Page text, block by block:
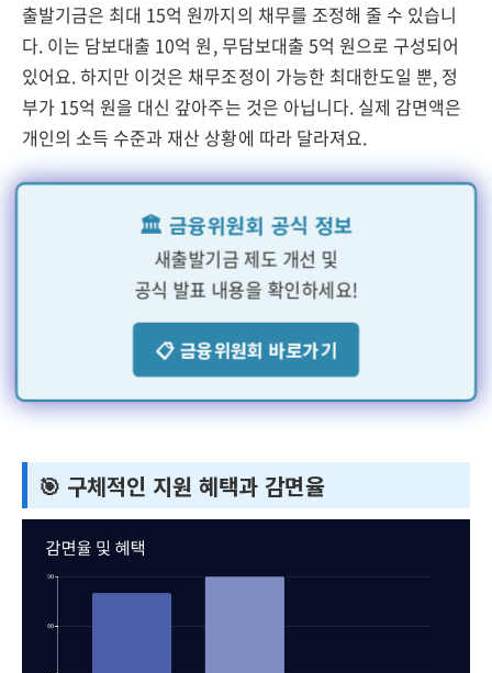
출발기금은 최대 15억 원까지의 채무를 조정해 줄 수 있습니
다. 이는 담보대출 10억 원, 무담보대출 5억 원으로 구성되어
있어요. 하지만 이것은 채무조정이 가능한 최대한도일 뿐, 정
부가 15억 원을 대신 갚아주는 것은 아닙니다. 실제 감면액은
개인의 소득 수준과 재산 상황에 따라 달라져요.
🏛️ 금융위원회 공식 정보
새출발기금 제도 개선 및
공식 발표 내용을 확인하세요!
📋 금융위원회 바로가기
🎯 구체적인 지원 혜택과 감면율